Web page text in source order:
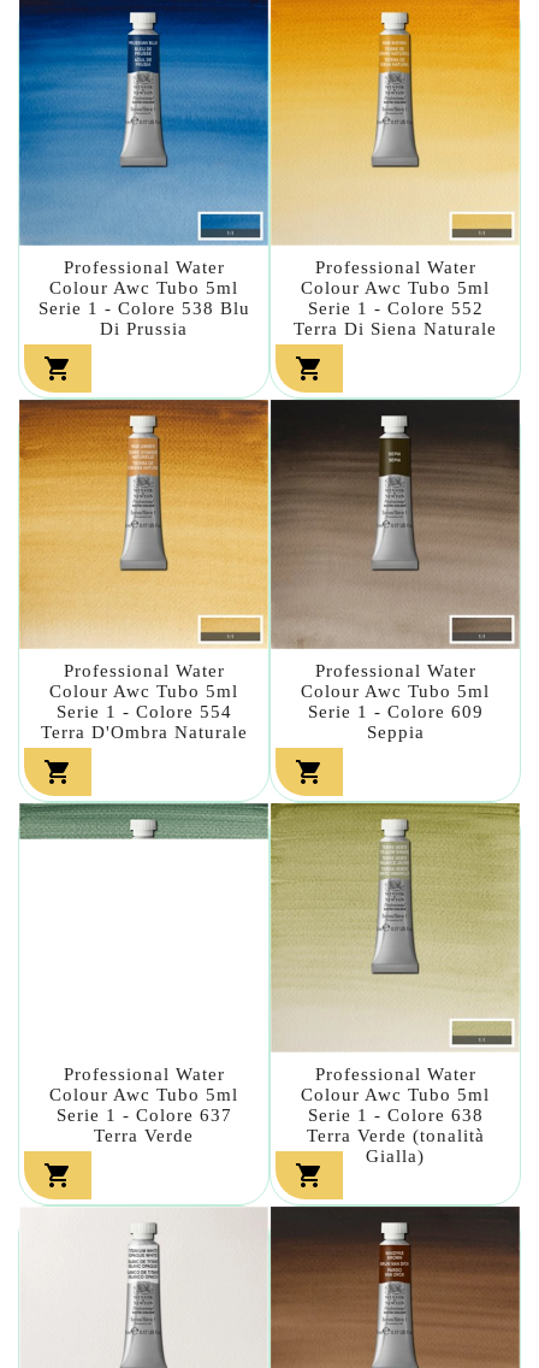
Professional Water
Colour Awc Tubo 5ml
Serie 1 - Colore 538 Blu
Di Prussia

Professional Water
Colour Awc Tubo 5ml
Serie 1 - Colore 552
Terra Di Siena Naturale

Professional Water
Colour Awc Tubo 5ml
Serie 1 - Colore 554
Terra D'Ombra Naturale

Professional Water
Colour Awc Tubo 5ml
Serie 1 - Colore 609
Seppia

Professional Water
Colour Awc Tubo 5ml
Serie 1 - Colore 637
Terra Verde

Professional Water
Colour Awc Tubo 5ml
Serie 1 - Colore 638
Terra Verde (tonalità
Gialla)
